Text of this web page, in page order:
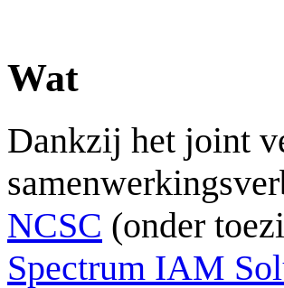
Wat
Dankzij het joint
NCSC (onder
Spectrum IAM